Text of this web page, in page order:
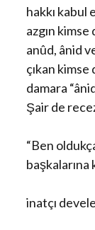
hakkı kabul
azgın
anûd, ânid
çıkan
damara
Şair de
“Ben
başkalarına
inatçı